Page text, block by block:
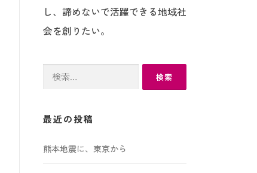
し、諦めないで活躍できる地域社
会を創りたい。
最近の投稿
熊本地震に、東京から